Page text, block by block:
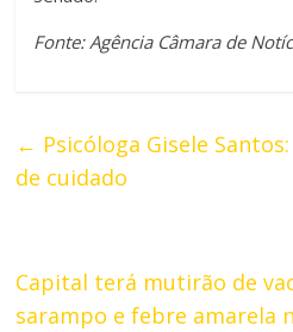
Fonte: Agência Câmara de
← Psicóloga Gisele
de cuidado
Capital terá mutirão de
sarampo e febre amarela